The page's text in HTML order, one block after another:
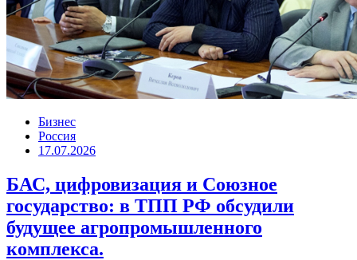
Бизнес
Россия
17.07.2026
БАС, цифровизация и Союзное
государство: в ТПП РФ обсудили
будущее агропромышленного
комплекса.